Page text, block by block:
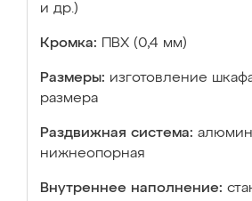
и др.)
Кромка: ПВХ (0,4 мм)
Размеры: изготовление
размера
Раздвижная система:
нижнеопорная
Внутреннее наполнение: